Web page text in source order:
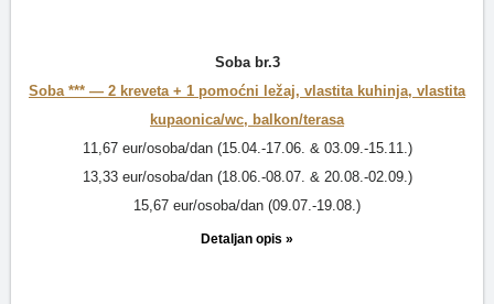
Soba br.3
Soba *** — 2 kreveta + 1 pomoćni ležaj, vlastita kuhinja, vlastita
kupaonica/wc, balkon/terasa
11,67 eur/osoba/dan (15.04.-17.06. & 03.09.-15.11.)
13,33 eur/osoba/dan (18.06.-08.07. & 20.08.-02.09.)
15,67 eur/osoba/dan (09.07.-19.08.)
Detaljan opis »